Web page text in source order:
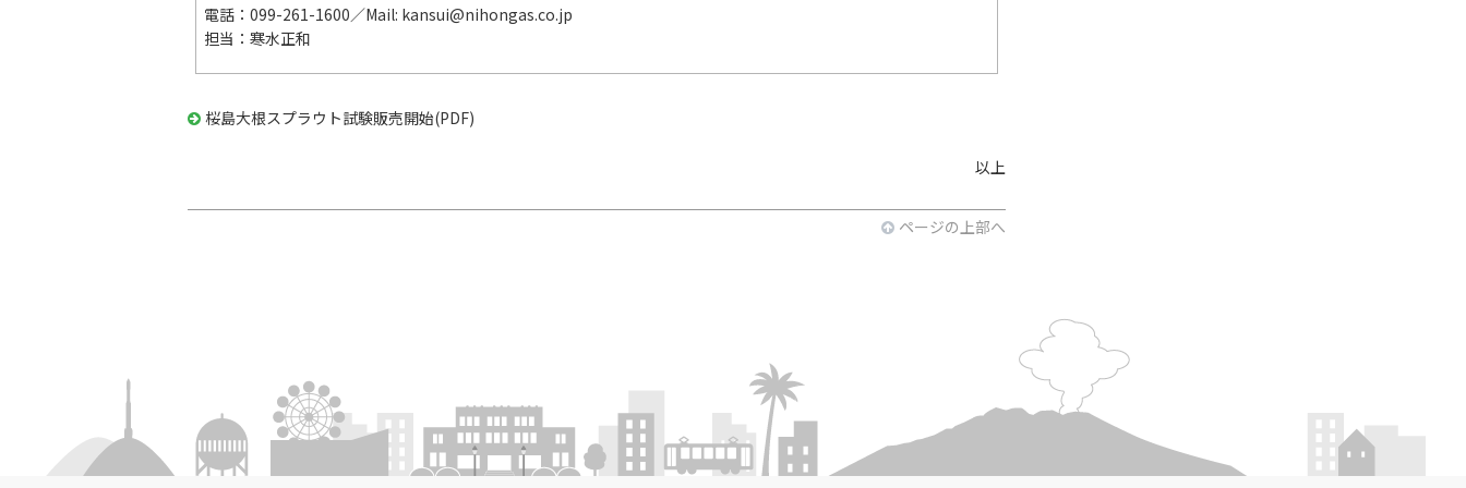
電話：099-261-1600／Mail: kansui@nihongas.co.jp
担当：寒水正和
桜島大根スプラウト試験販売開始(PDF)
以上
ページの上部へ